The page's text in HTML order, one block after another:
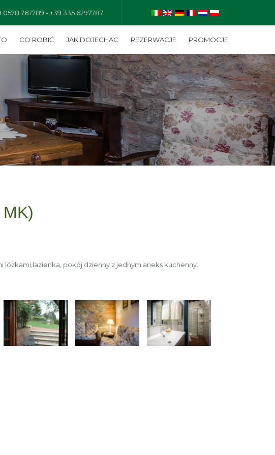
0578 767789 - +39 335 6297787
CO ROBIĆ JAK DOJECHAC REZERWACJE PROMOCJE
pokój dzienny z jednym aneks kuchenny.